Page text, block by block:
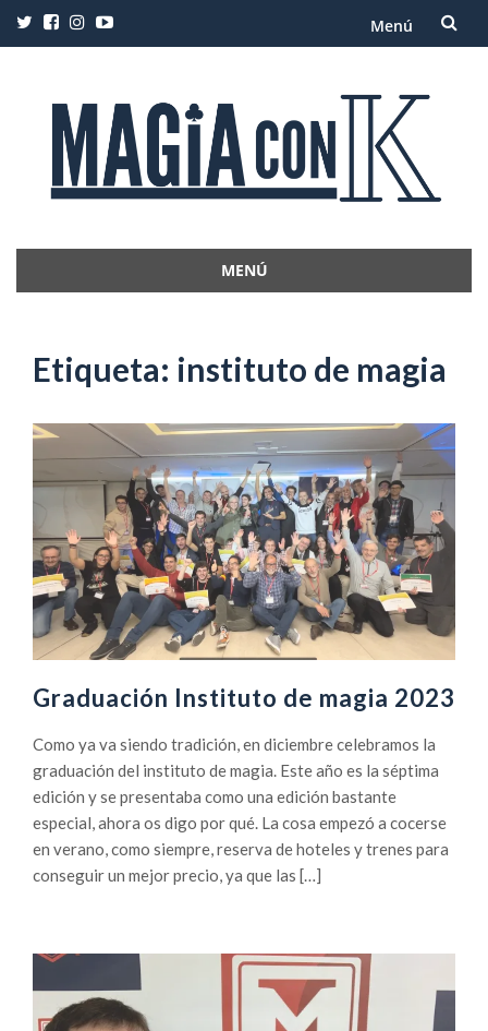
Menú
al
contenido
MENÚ
Etiqueta: instituto de magia
Graduación Instituto de magia 2023
Como ya va siendo tradición, en diciembre celebramos la
graduación del instituto de magia. Este año es la séptima
edición y se presentaba como una edición bastante
especial, ahora os digo por qué. La cosa empezó a cocerse
en verano, como siempre, reserva de hoteles y trenes para
conseguir un mejor precio, ya que las […]